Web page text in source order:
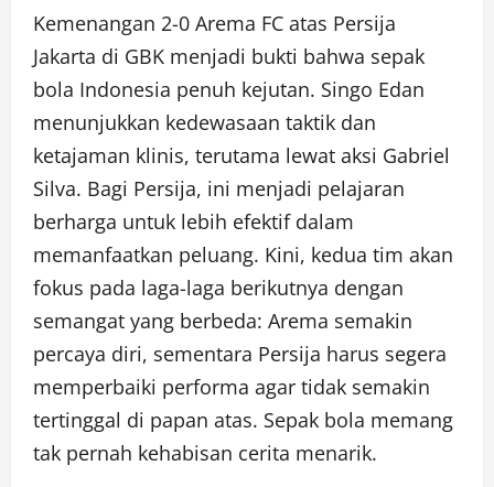
Kemenangan 2-0 Arema FC atas Persija
Jakarta di GBK menjadi bukti bahwa sepak
bola Indonesia penuh kejutan. Singo Edan
menunjukkan kedewasaan taktik dan
ketajaman klinis, terutama lewat aksi Gabriel
Silva. Bagi Persija, ini menjadi pelajaran
berharga untuk lebih efektif dalam
memanfaatkan peluang. Kini, kedua tim akan
fokus pada laga-laga berikutnya dengan
semangat yang berbeda: Arema semakin
percaya diri, sementara Persija harus segera
memperbaiki performa agar tidak semakin
tertinggal di papan atas. Sepak bola memang
tak pernah kehabisan cerita menarik.